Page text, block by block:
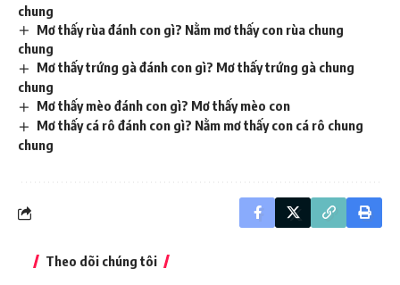
chung
Mơ thấy rùa đánh con gì? Nằm mơ thấy con rùa chung
chung
Mơ thấy trứng gà đánh con gì? Mơ thấy trứng gà chung
chung
Mơ thấy mèo đánh con gì? Mơ thấy mèo con
Mơ thấy cá rô đánh con gì? Nằm mơ thấy con cá rô chung
chung
Theo dõi chúng tôi